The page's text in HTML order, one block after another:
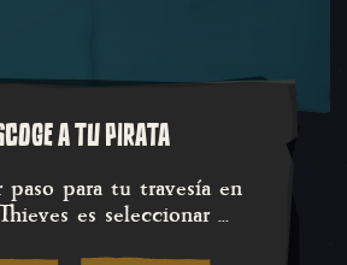
A TU PIRATA
para tu travesía en
es seleccionar ...
El primer paso para tu travesía